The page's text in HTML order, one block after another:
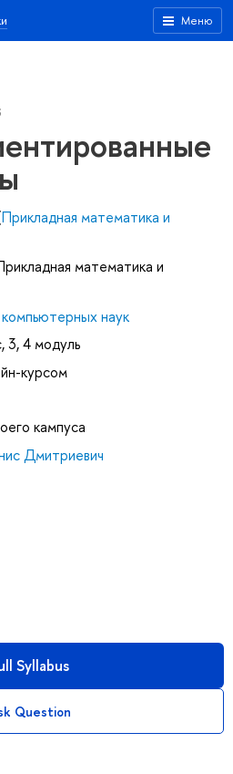
Меню
Прикладная математика и
математика и
наук
3, 4 модуль
курсом
кампуса
Дмитриевич
Syllabus
Question